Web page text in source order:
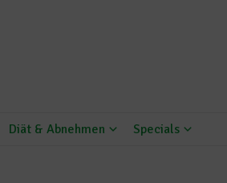
Diät & Abnehmen Specials